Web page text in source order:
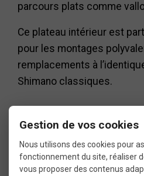
parcours plats comme
Ce plateau intérieur est
pour les montages
remplacements à
Shimano classiques.
Gestion de vos cookies
Nous utilisons des cookies pour
fonctionnement du site, réaliser
vous proposer des contenus